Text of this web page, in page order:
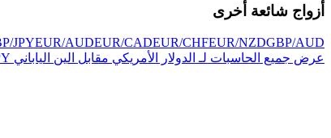
أزواج شائعة أخرى
JPYEUR/AUDEUR/CADEUR/CHFEUR/NZDGBP/AUD
عرض جميع الحاسبات لـ الدولار الأمريكي مقابل الين الياباني USD/JPY